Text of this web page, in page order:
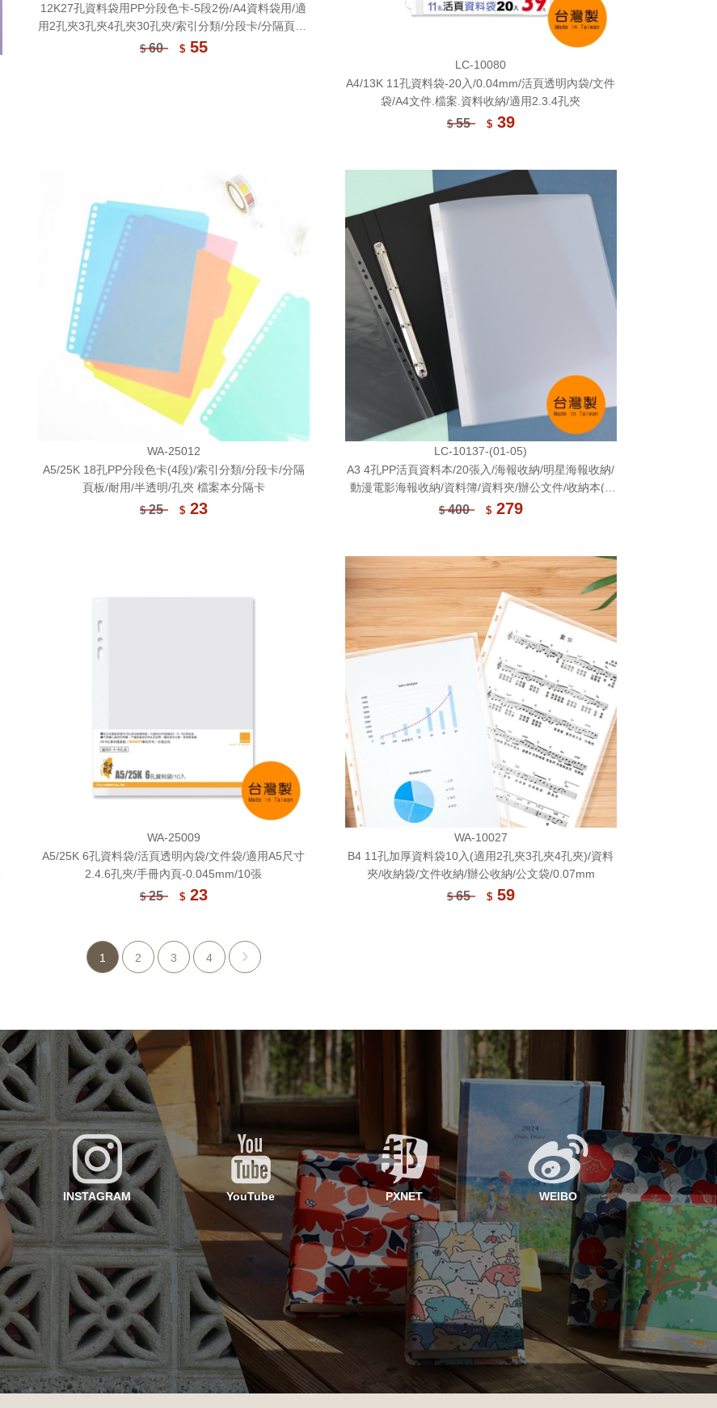
12K27孔資料袋用PP分段色卡-5段2份/A4資料袋用/適
用2孔夾3孔夾4孔夾30孔夾/索引分類/分段卡/分隔頁板/
半透明/檔案本分隔卡/文件分類/辦公收納
$60 $55
LC-10080
A4/13K 11孔資料袋-20入/0.04mm/活頁透明內袋/文件
袋/A4文件.檔案.資料收納/適用2.3.4孔夾
$55 $39
WA-25012
A5/25K 18孔PP分段色卡(4段)/索引分類/分段卡/分隔
頁板/耐用/半透明/孔夾 檔案本分隔卡
$25 $23
LC-10137-(01-05)
A3 4孔PP活頁資料本/20張入/海報收納/明星海報收納/
動漫電影海報收納/資料簿/資料夾/辦公文件/收納本(1
本)※宅配出貨※
$400 $279
WA-25009
A5/25K 6孔資料袋/活頁透明內袋/文件袋/適用A5尺寸
2.4.6孔夾/手冊內頁-0.045mm/10張
$25 $23
WA-10027
B4 11孔加厚資料袋10入(適用2孔夾3孔夾4孔夾)/資料
夾/收納袋/文件收納/辦公收納/公文袋/0.07mm
$65 $59
1 2 3 4
INSTAGRAM YouTube PXNET WEIBO